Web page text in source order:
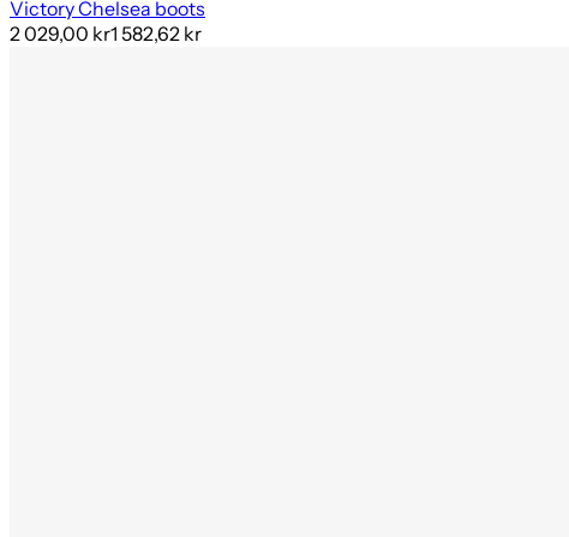
Victory Chelsea boots
2 029,00 kr1 582,62 kr